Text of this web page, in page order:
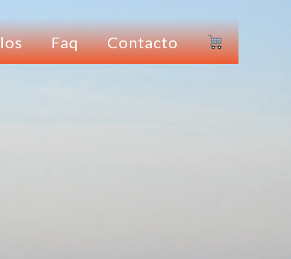
Faq Contacto